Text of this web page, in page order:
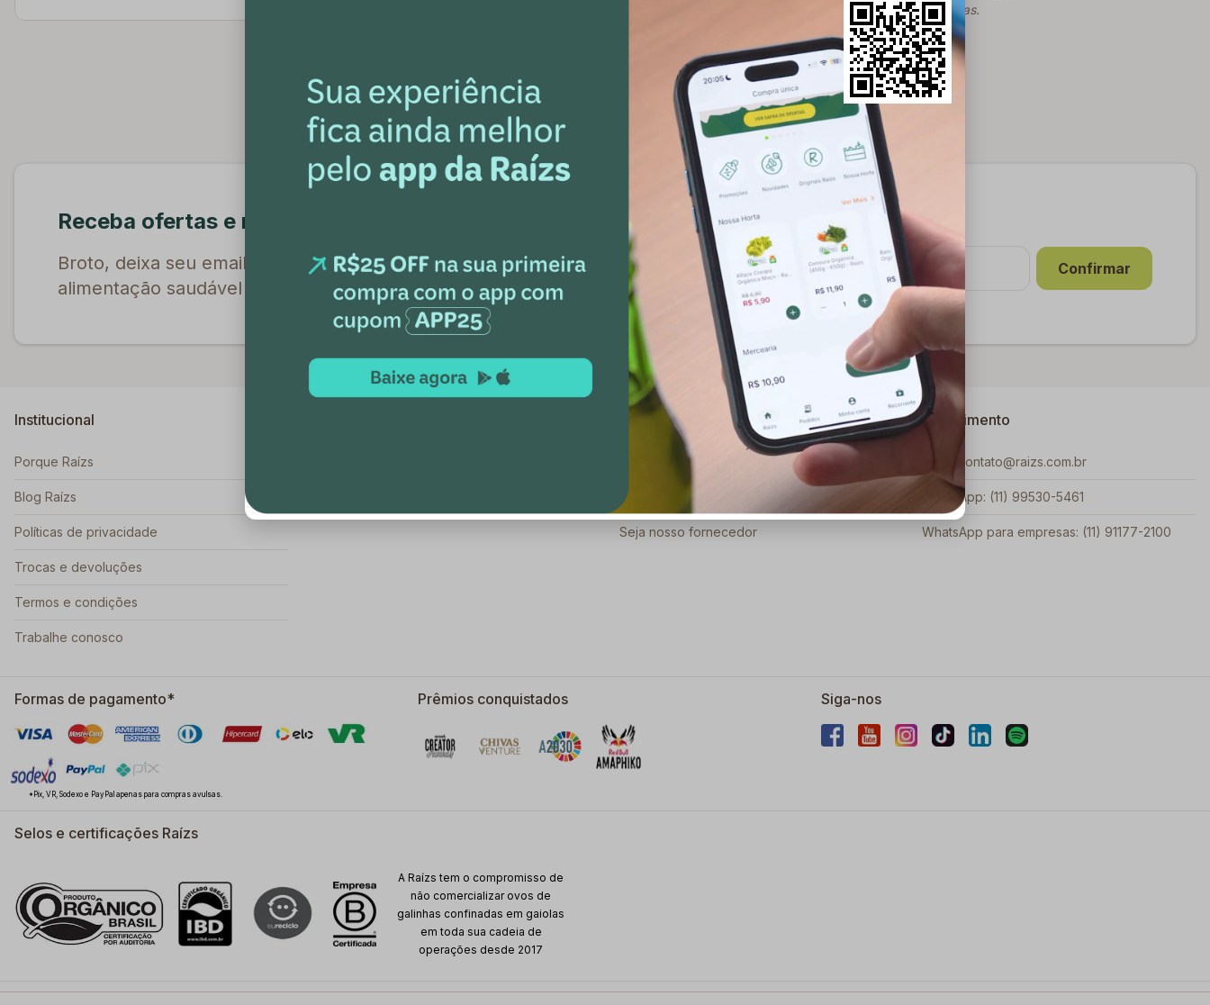
produtos orgânicos. Há minimização de resíduos nas embalagens utilizadas.
.
Receba ofertas e novidades exclusivas
Broto, deixa seu email aqui que a gente te conta tudo sobre
alimentação saudável e te dá descontos exclusivos ;)
E-mail
Confirmar
Institucional
Porque Raízs
Blog Raízs
Políticas de privacidade
Trocas e devoluções
Termos e condições
Trabalhe conosco
Pequenos Produtores
Fundo do pequeno produtor
Visitas aos produtores
Seja nosso fornecedor
Atendimento
Email: contato@raizs.com.br
WhatsApp: (11) 99530-5461
WhatsApp para empresas: (11) 91177-2100
Formas de pagamento*
*Pix, VR, Sodexo e PayPal apenas para compras avulsas.
Prêmios conquistados Siga-nos
Selos e certificações Raízs
A Raízs tem o compromisso de
não comercializar ovos de
galinhas confinadas em gaiolas
em toda sua cadeia de
operações desde 2017